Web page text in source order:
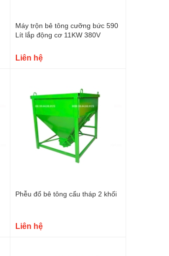
Máy trộn bê tông cưỡng bức 590
Lít lắp động cơ 11KW 380V
Liên hệ
Phễu đổ bê tông cẩu tháp 2 khối
Liên hệ